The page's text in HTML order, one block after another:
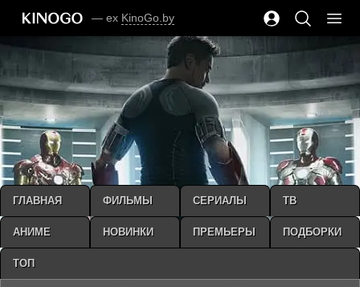
— ex KinoGo.by
ГЛАВНАЯ ФИЛЬМЫ СЕРИАЛЫ ТВ
АНИМЕ НОВИНКИ ПРЕМЬЕРЫ ПОДБОРКИ
ТОП